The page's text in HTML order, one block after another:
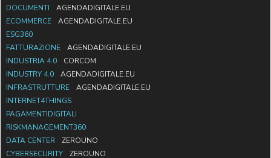
DOCUMENTI
AGENDADIGITALE.EU
ECOMMERCE
AGENDADIGITALE.EU
ESG360
FATTURAZIONE
AGENDADIGITALE.EU
INDUSTRIA 4.0
CORCOM
INDUSTRY 4.0
AGENDADIGITALE.EU
INFRASTRUTTURE
AGENDADIGITALE.EU
INTERNET4THINGS
PAGAMENTIDIGITALI
RISKMANAGEMENT360
DATA CENTER
ZEROUNO
CYBERSECURITY
ZEROUNO